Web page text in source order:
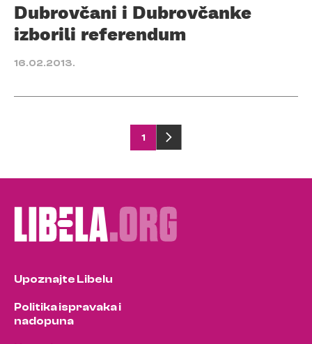
Dubrovčani i Dubrovčanke
izborili referendum
16.02.2013.
pagination
1
Upoznajte Libelu
Politika ispravaka i
nadopuna